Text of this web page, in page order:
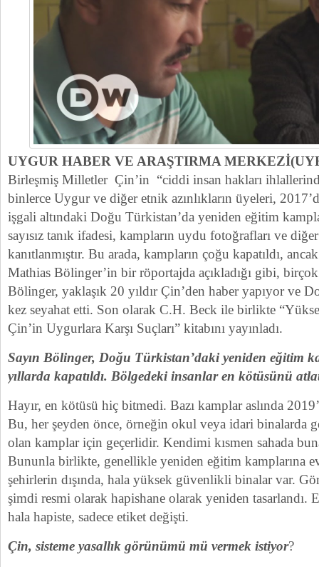
UYGUR HABER VE ARAŞTIRMA
Birleşmiş Milletler Çin’in “ciddi insan hakları
binlerce Uygur ve diğer etnik azınlıkların üyeleri,
işgali altındaki Doğu Türkistan’da yeniden eğitim
sayısız tanık ifadesi, kampların uydu fotoğrafları ve
kanıtlanmıştır. Bu arada, kampların çoğu kapatıldı,
Mathias Bölinger’in bir röportajda açıkladığı gibi,
Bölinger, yaklaşık 20 yıldır Çin’den haber yapıyor ve
kez seyahat etti. Son olarak C.H. Beck ile birlikte
Çin’in Uygurlara Karşı Suçları” kitabını yayınladı.
Sayın Bölinger, Doğu Türkistan’daki yeniden eğitim
yıllarda kapatıldı. Bölgedeki insanlar en kötüsünü
Hayır, en kötüsü hiç bitmedi. Bazı kamplar aslında
Bu, her şeyden önce, örneğin okul veya idari binalarda
olan kamplar için geçerlidir. Kendimi kısmen sahada
Bununla birlikte, genellikle yeniden eğitim kamplarına
şehirlerin dışında, hala yüksek güvenlikli binalar var.
şimdi resmi olarak hapishane olarak yeniden tasarlandı.
hala hapiste, sadece etiket değişti.
Çin, sisteme yasallık görünümü mü vermek istiyor?